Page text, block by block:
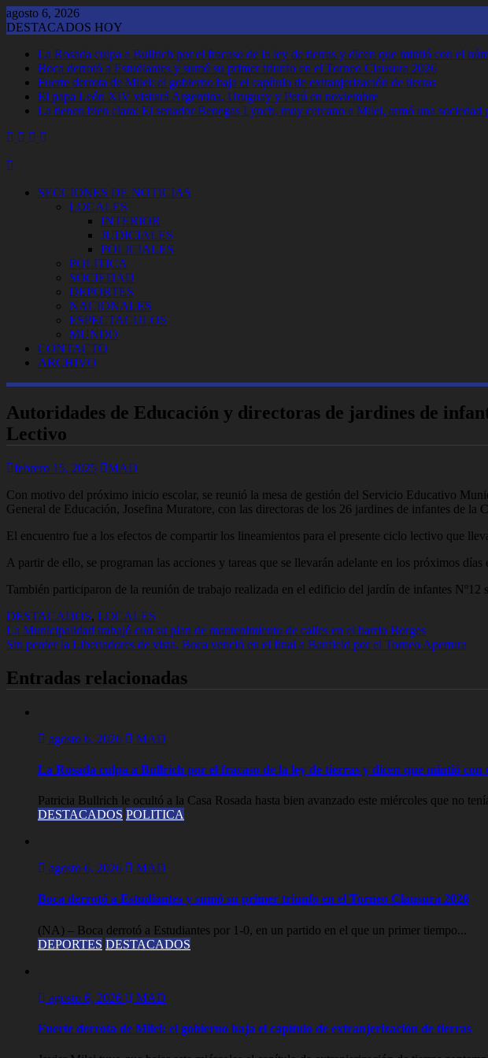
Saltar
al
agosto 6, 2026
DESTACADOS HOY
La Rosada culpa a Bullrich por el fracaso de la ley de tierras y dicen que mintió con el
Boca derrotó a Estudiantes y sumó su primer triunfo en el Torneo Clausura 2026
Fuerte derrota de Milei: el gobierno baja el capítulo de extranjerización de tierras
El papa León XIV visitará Argentina, Uruguay y Perú en noviembre
La tienen bien clara: El senador Benegas Lynch, muy cercano a Milei, armó una sociedad
SECCIONES DE NOTICIAS
LOCALES
INTERIOR
JUDICIALES
POLICIALES
POLITICA
SOCIEDAD
DEPORTES
NACIONALES
ESPECTACULOS
MUNDO
CONTACTO
ARCHIVO
Autoridades de Educación y directoras de jardines de
Lectivo
febrero 15, 2025
MAD
Con motivo del próximo inicio escolar, se reunió la mesa de gestión del Servicio Educativo
General de Educación, Josefina Muratore, con las directoras de los 26 jardines de infantes de la
El encuentro fue a los efectos de compartir los lineamientos para el presente ciclo lectivo que
A partir de ello, se programan las acciones y tareas que se llevarán adelante en los próximos
También participaron de la reunión de trabajo realizada en el edificio del jardín de infantes
DESTACADOS, LOCALES
Navegación
de
entradas
La Municipalidad trabajó con su plan de mantenimiento de calles en el barrio Borges
Sin perder la Libertadores de vista, Boca venció en el final a Banfield por el Torneo Apertura
Entradas relacionadas
agosto 6, 2026 MAD
La Rosada culpa a Bullrich por el fracaso de la ley de tierras y dicen que mintió con
Patricia Bullrich le ocultó a la Casa Rosada hasta bien avanzado este miércoles que no
DESTACADOS POLITICA
agosto 6, 2026 MAD
Boca derrotó a Estudiantes y sumó su primer triunfo en el Torneo Clausura 2026
(NA) – Boca derrotó a Estudiantes por 1-0, en un partido en el que un primer tiempo...
DEPORTES DESTACADOS
agosto 6, 2026 MAD
Fuerte derrota de Milei: el gobierno baja el capítulo de extranjerización de tierras